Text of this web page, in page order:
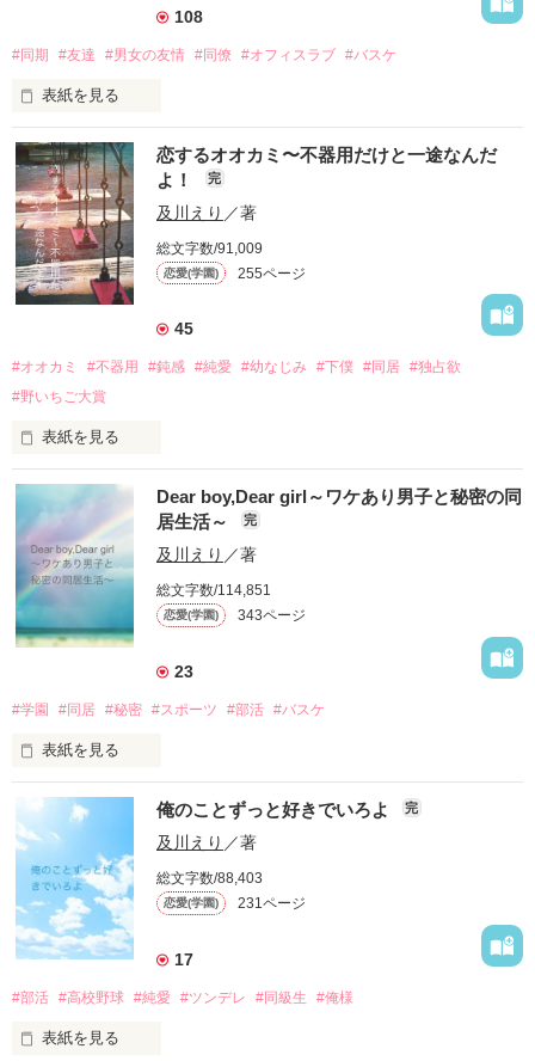
「なら…付き合う？」
けど、学園の王子との付き合いは長くは続かなかった。
「先輩…わたしにとって先輩は雲の上の人だったみたいです…
わたしもとの場所に戻りますね…」
「そう？いいんじゃね？」
あっさり振られた菜莉だったけど…
心の奥にずっとわだかまりを抱えたまま大人になって先輩とま
さかの再会。
もう関わりたくないのに、先輩はなぜだか菜莉にからんでく
もうかき乱すのやめてほしい…
2020.06.12完結いたしました。
今まで読んでくださった皆様ありがとうございます。
『いいね』ありがとうございます
108
#同期 #友達 #男女の友情 #同僚 #オフィスラブ #バスケ
表紙を見る
高柳奈桜《たかやなぎなお》27歳
みさきシステム株式会社
ソリューションシステム部　1課　SE
✖️
向坂陽輝《こうさかはるき》27歳
みさきシステム株式会社
ソリューション営業部　1課　営業
最初は気の合う同期だった。
男女の友情
でも…
ちがったのかなあ…
なんか…
ちがうような気がする…
✳︎✳︎✳︎✳︎✳︎✳︎✳︎✳︎✳︎✳︎✳︎✳︎✳︎✳︎✳︎✳︎✳︎✳︎✳︎✳︎✳︎✳︎✳︎✳︎
2021/11/22 完結！
読んでいただいた皆様ありがとう♡
作品を読む
恋するオオカミ〜不器用だけと一途なんだ
よ！
完
及川えり ／著
総文字数/91,009
恋愛(学園) 255ページ
45
#オオカミ #不器用 #鈍感 #純愛 #幼なじみ #下僕 #同居 #独占欲
#野いちご大賞
表紙を見る
白波瀬杏《しらはせあん》
綾川高校　普通科1年　16歳
幼馴染の碧斗に小6で下僕《しもべ》認定されてから碧斗が怖
くて仕方ない超鈍感女子。
✖️
高崎碧斗《たかさきあおと》
できない超不器用男子。
幼馴染の杏と碧斗。
小さい頃は仲良く一緒に遊んでたはずなのに…
いつの間にやら、下僕扱い。
「待ってなんて100年早いんだよ。おまえが追い付け。下僕な
んだからよ。」
「せいぜいこきつかってやるよ。杏。」
それが嫌で…。
Dear boy,Dear girl～ワケあり男子と秘密の同
居生活～
完
及川えり ／著
総文字数/114,851
恋愛(学園) 343ページ
23
#学園 #同居 #秘密 #スポーツ #部活 #バスケ
表紙を見る
「ちょっとそこどいてくれるかな？覗き見って趣味悪っ…」
「邪魔だよ。ブス。」
何なのこの男！
最悪な出会いをしたこの男が、ある日突然家にやってきた。
「おう。華菜。今日からここに住む、奥村だ。」
父の言葉に絶句…。
俺のことずっと好きでいろよ 完
及川えり ／著
総文字数/88,403
恋愛(学園) 231ページ
17
#部活 #高校野球 #純愛 #ツンデレ #同級生 #俺様
表紙を見る